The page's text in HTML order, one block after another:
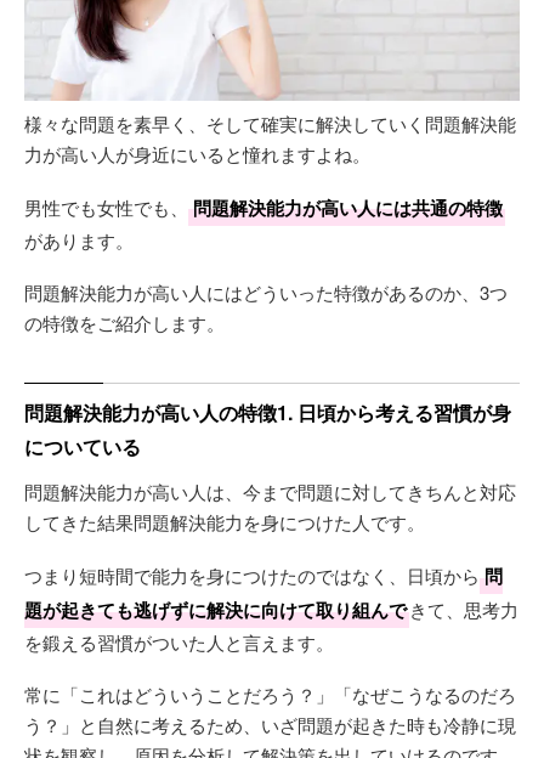
様々な問題を素早く、そして確実に解決していく問題解決能
力が高い人が身近にいると憧れますよね。
男性でも女性でも、 問題解決能力が高い人には共通の特徴
があります。
問題解決能力が高い人にはどういった特徴があるのか、3つ
の特徴をご紹介します。
問題解決能力が高い人の特徴1. 日頃から考える習慣が身
についている
問題解決能力が高い人は、今まで問題に対してきちんと対応
してきた結果問題解決能力を身につけた人です。
つまり短時間で能力を身につけたのではなく、日頃から 問
題が起きても逃げずに解決に向けて取り組んできて、思考力
を鍛える習慣がついた人と言えます。
常に「これはどういうことだろう？」「なぜこうなるのだろ
う？」と自然に考えるため、いざ問題が起きた時も冷静に現